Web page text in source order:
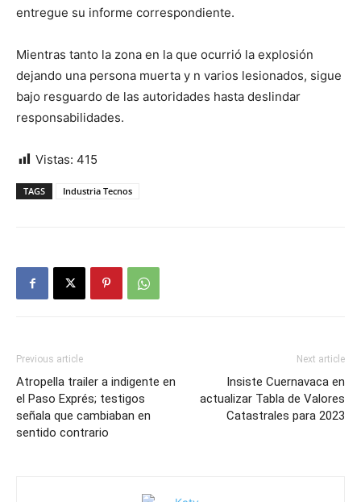
entregue su informe correspondiente.
Mientras tanto la zona en la que ocurrió la explosión
dejando una persona muerta y n varios lesionados, sigue
bajo resguardo de las autoridades hasta deslindar
responsabilidades.
Vistas: 415
TAGS Industria Tecnos
Previous article
Atropella trailer a indigente en
el Paso Exprés; testigos
señala que cambiaban en
sentido contrario
Next article
Insiste Cuernavaca en
actualizar Tabla de Valores
Catastrales para 2023